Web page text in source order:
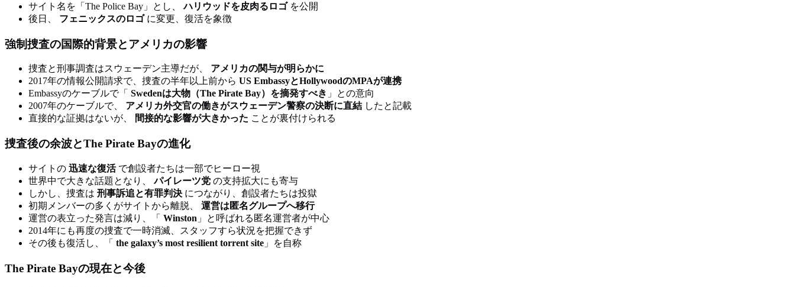
サイト名を「The Police Bay」とし、ハリウッドを皮肉るロゴを公開
後日、 フェニックスのロゴに変更、復活を象徴
強制捜査の国際的背景とアメリカの影響
捜査と刑事調査はスウェーデン主導だが、 アメリカの関与が明らかに
2017年の情報公開請求で、捜査の半年以上前から US EmbassyとHollywoodのMPAが連携
Embassyのケーブルで「 Swedenは大物（The Pirate Bay）を摘発すべき 」との意向
2007年のケーブルで、 アメリカ外交官の働きがスウェーデン警察の決断に直結 したと記載
直接的な証拠はないが、
間接的な影響が大きかった ことが裏付けられる
捜査後の余波とThe Pirate Bayの進化
サイトの 迅速な復活で創設者たちは一部でヒーロー視
世界中で大きな話題となり、パイレーツ党 の支持拡大にも寄与
しかし、捜査は 刑事訴追と有罪判決 につながり、創設者たちは投獄
初期メンバーの多くがサイトから離脱、 運営は匿名グループへ移行
運営の表立った発言は減り、「 Winston 」と呼ばれる匿名運営者が中心
2014年にも再度の捜査で一時消滅、スタッフすら状況を把握できず
その後も復活し、「 the galaxy’s most resilient torrent site 」を自称
The Pirate Bayの現在と今後